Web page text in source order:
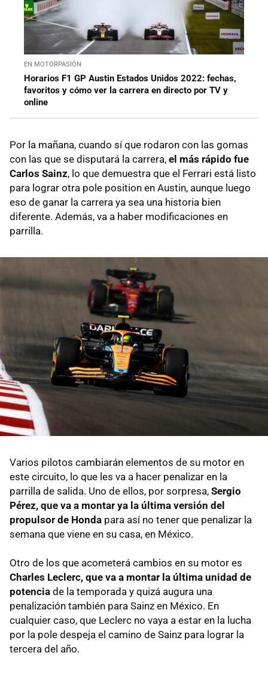
EN MOTORPASIÓN
Horarios F1 GP Austin Estados Unidos 2022: fechas,
favoritos y cómo ver la carrera en directo por TV y
online
Por la mañana, cuando sí que rodaron con las gomas
con las que se disputará la carrera, el más rápido fue
Carlos Sainz, lo que demuestra que el Ferrari está listo
para lograr otra pole position en Austin, aunque luego
eso de ganar la carrera ya sea una historia bien
diferente. Además, va a haber modificaciones en
parrilla.
Varios pilotos cambiarán elementos de su motor en
este circuito, lo que les va a hacer penalizar en la
parrilla de salida. Uno de ellos, por sorpresa, Sergio
Pérez, que va a montar ya la última versión del
propulsor de Honda para así no tener que penalizar la
semana que viene en su casa, en México.
Otro de los que acometerá cambios en su motor es
Charles Leclerc, que va a montar la última unidad de
potencia de la temporada y quizá augura una
penalización también para Sainz en México. En
cualquier caso, que Leclerc no vaya a estar en la lucha
por la pole despeja el camino de Sainz para lograr la
tercera del año.